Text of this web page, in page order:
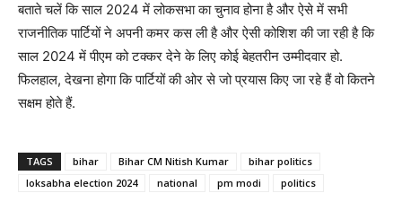
बताते चलें कि साल 2024 में लोकसभा का चुनाव होना है और ऐसे में सभी
राजनीतिक पार्टियों ने अपनी कमर कस ली है और ऐसी कोशिश की जा रही है कि
साल 2024 में पीएम को टक्कर देने के लिए कोई बेहतरीन उम्मीदवार हो.
फिलहाल, देखना होगा कि पार्टियों की ओर से जो प्रयास किए जा रहे हैं वो कितने
सक्षम होते हैं.
TAGS bihar Bihar CM Nitish Kumar
bihar politics
loksabha election 2024
national pm modi politics